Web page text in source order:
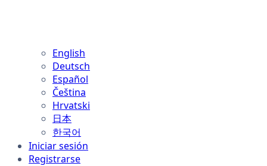
English
Deutsch
Español
Čeština
Hrvatski
日本
한국어
Iniciar sesión
Registrarse